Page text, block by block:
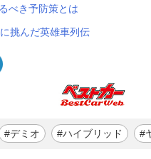
べき予防策とは
挑んだ英雄車列伝
#デミオ #ハイブリッド #